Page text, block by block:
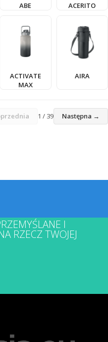
ABE ACERITO
ACTIVATE
MAX
AIRA
1 / 39 Następna →
I
RZECZ TWOJEJ